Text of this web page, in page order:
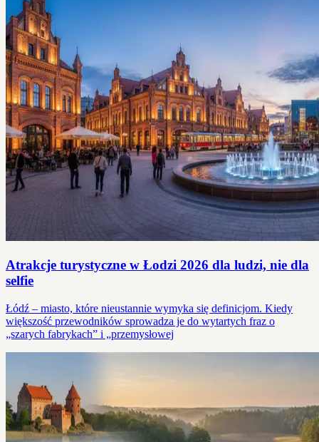
Atrakcje turystyczne w Łodzi 2026 dla ludzi, nie dla
selfie
Łódź – miasto, które nieustannie wymyka się definicjom. Kiedy
większość przewodników sprowadza je do wytartych fraz o
„szarych fabrykach” i „przemysłowej